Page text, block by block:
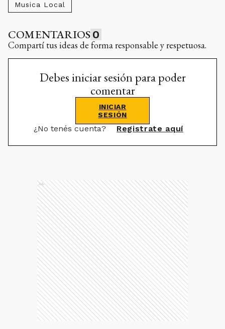
Musica Local
COMENTARIOS 0
Compartí tus ideas de forma responsable y respetuosa.
Debes iniciar sesión para poder
comentar
INICIAR
SESIÓN
¿No tenés cuenta? Registrate aquí
Ads